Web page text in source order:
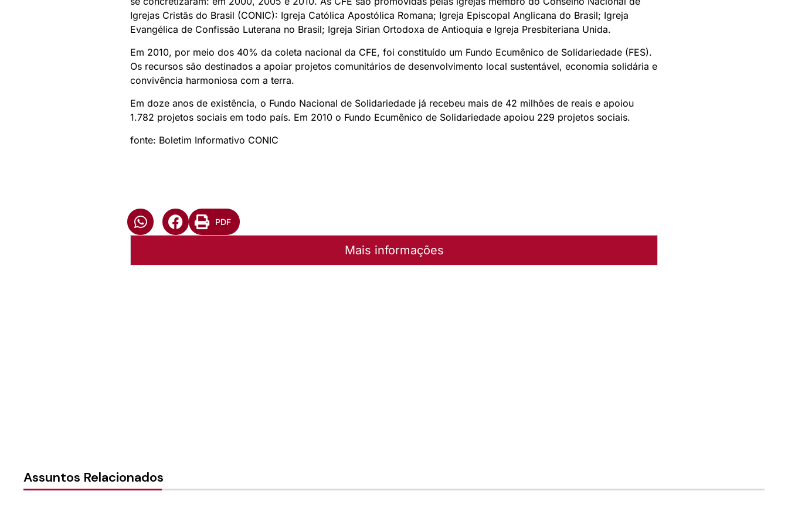
Igrejas Cristãs do Brasil (CONIC): Igreja Católica Apostólica Romana; Igreja Episcopal Anglicana do Brasil; Igreja
Evangélica de Confissão Luterana no Brasil; Igreja Sirian Ortodoxa de Antioquia e Igreja Presbiteriana Unida.
Em 2010, por meio dos 40% da coleta nacional da CFE, foi constituído um Fundo Ecumênico de Solidariedade (FES).
Os recursos são destinados a apoiar projetos comunitários de desenvolvimento local sustentável, economia solidária e
convivência harmoniosa com a terra.
Em doze anos de existência, o Fundo Nacional de Solidariedade já recebeu mais de 42 milhões de reais e apoiou
1.782 projetos sociais em todo país. Em 2010 o Fundo Ecumênico de Solidariedade apoiou 229 projetos sociais.
fonte: Boletim Informativo CONIC
PDF
Mais informações
Assuntos Relacionados